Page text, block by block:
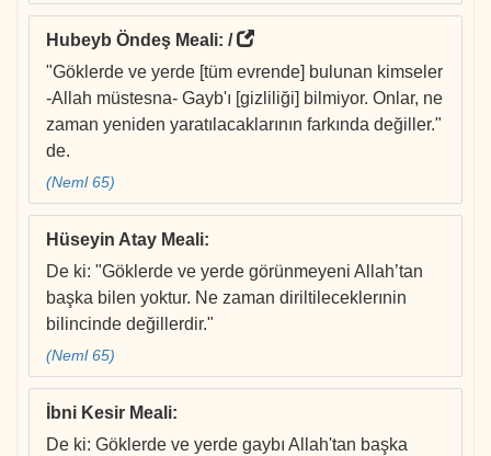
Hubeyb Öndeş Meali: /
"Göklerde ve yerde [tüm evrende] bulunan kimseler
-Allah müstesna- Gayb'ı [gizliliği] bilmiyor. Onlar, ne
zaman yeniden yaratılacaklarının farkında değiller."
de.
(Neml 65)
Hüseyin Atay Meali:
De ki: "Göklerde ve yerde görünmeyeni Allah’tan
başka bilen yoktur. Ne zaman diriltileceklerınin
bilincinde değillerdir."
(Neml 65)
İbni Kesir Meali:
De ki: Göklerde ve yerde gaybı Allah'tan başka